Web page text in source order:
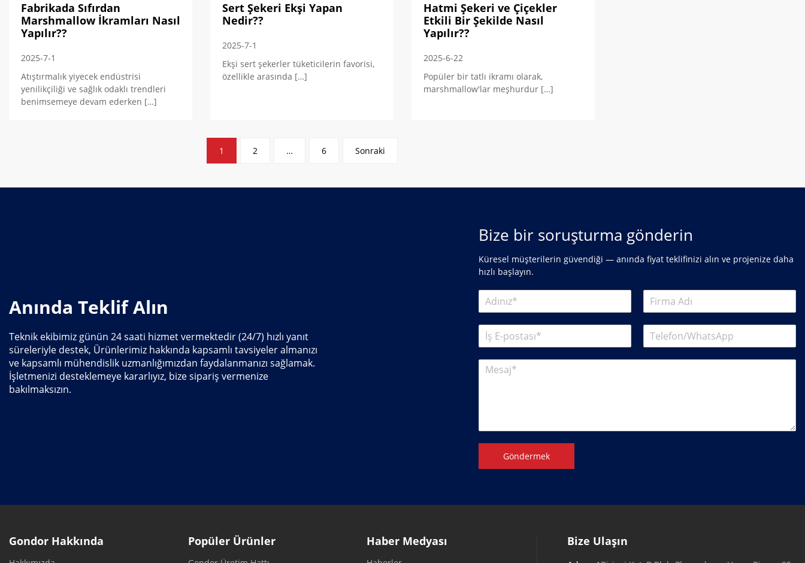
Fabrikada Sıfırdan
Marshmallow İkramları Nasıl
Yapılır??
2025-7-1
Atıştırmalık yiyecek endüstrisi
yenilikçiliği ve sağlık odaklı trendleri
benimsemeye devam ederken […]
Sert Şekeri Ekşi Yapan
Nedir??
2025-7-1
Ekşi sert şekerler tüketicilerin favorisi,
özellikle arasında […]
Hatmi Şekeri ve Çiçekler
Etkili Bir Şekilde Nasıl
Yapılır??
2025-6-22
Popüler bir tatlı ikramı olarak,
marshmallow'lar meşhurdur […]
1 2 … 6 Sonraki
Anında Teklif Alın
Teknik ekibimiz günün 24 saati hizmet vermektedir (24/7) hızlı yanıt
süreleriyle destek, Ürünlerimiz hakkında kapsamlı tavsiyeler almanızı
ve kapsamlı mühendislik uzmanlığımızdan faydalanmanızı sağlamak.
İşletmenizi desteklemeye kararlıyız, bize sipariş vermenize
bakılmaksızın.
Bize bir soruşturma gönderin
Küresel müşterilerin güvendiği — anında fiyat teklifinizi alın ve projenize daha
hızlı başlayın.
Göndermek
Gondor Hakkında Popüler Ürünler Haber Medyası Bize Ulaşın